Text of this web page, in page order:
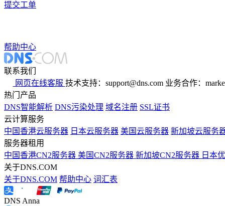
提交工单
帮助中心
联系我们
网页在线客服 技术支持：support@dns.com 业务合作：
热门产品
DNS智能解析 DNS污染处理 域名注册 SSL证书
云计算服务
中国香港云服务器 日本云服务器 美国云服务器 新加坡云服务
服务器租用
中国香港CN2服务器 美国CN2服务器 新加坡CN2服务器 日本
关于DNS.COM
关于DNS.COM 帮助中心 词汇表
DNS Anna